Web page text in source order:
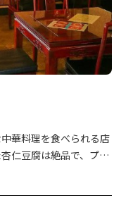
華料理を食べられる店
仁豆腐は絶品で、プル